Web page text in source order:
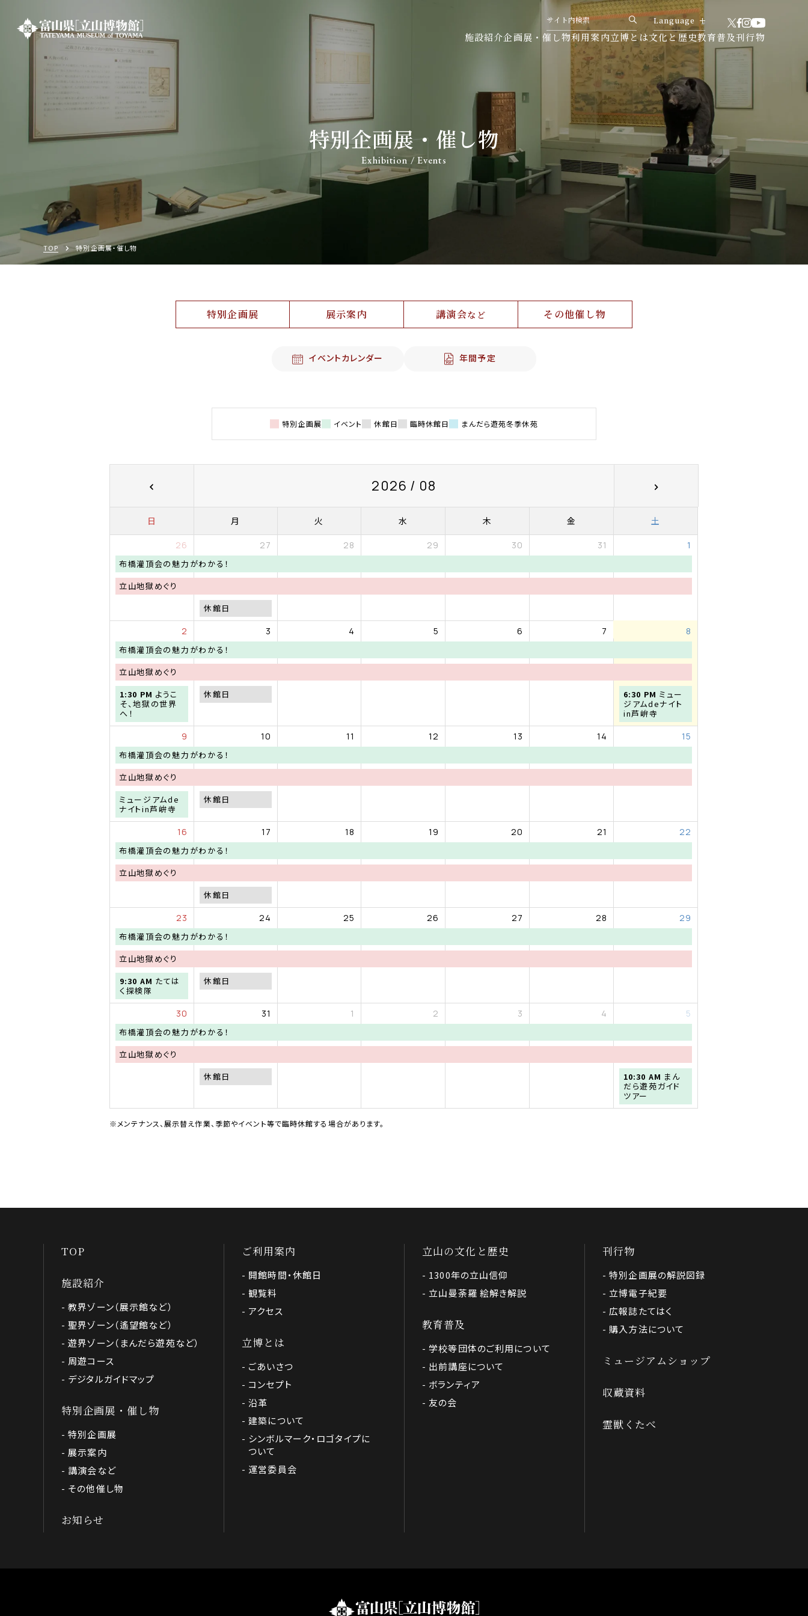
施設紹介企画展・催し物利用案内立博とは文化と歴史教育普及刊行物
Language
English
简体中文
繁體中文
한국어
特別企画展・催し物
Exhibition / Events
TOP 特別企画展・催し物
特別企画展 展示案内 講演会など その他催し物
イベントカレンダー 年間予定
特別企画展 イベント 休館日 臨時休館日 まんだら遊苑冬季休苑
2026 / 08
日 月 火 水 木 金 土
26 27 28 29 30 31
1
火
曜
日,
6
2026
布橋灌頂会の魅力がわかる！
土
曜
月
2026
立山地獄めぐり
月
曜
月
27th
2026
休館日
2 3 4 5 6 7
8
火
曜
日,
6
月
30th
2026
布橋灌頂会の魅力がわかる！
土
曜
日,
7
月
18th
2026
立山地獄めぐり
日
曜
日,
8
2026
1:30 PM ようこ
そ、地獄の世界
へ！
月
曜
2026
休館日
土
曜
日,
8
6:30 PM ミュー
ジアムdeナイト
in芦峅寺
9 10 11 12 13 14
15
火
曜
日,
6
月
30th
2026
布橋灌頂会の魅力がわかる！
土
曜
日,
7
月
18th
立山地獄めぐり
土
曜
日,
8th
2026
ミュージアムde
ナイトin芦峅寺
月
曜
10th
2026
休館日
16 17 18 19 20 21
22
火
曜
日,
6
2026
布橋灌頂会の魅力がわかる！
土
曜
月
2026
立山地獄めぐり
月
曜
月
17th
2026
休館日
23 24 25 26 27 28
29
火
曜
日,
6
月
30th
2026
布橋灌頂会の魅力がわかる！
土
曜
日,
7
月
18th
立山地獄めぐり
日
曜
日,
23rd
2026
9:30 AM たては
く探検隊
月
曜
24th
2026
休館日
30 31 1 2 3 4
5
火
曜
日,
6
布橋灌頂会の魅力がわかる！
土
曜
2026
立山地獄めぐり
月
曜
31st
休館日
土
曜
日,
9
10:30 AM まん
だら遊苑ガイド
ツアー
※メンテナンス、展示替え作業、季節やイベント等で臨時休館する場合があります。
TOP
施設紹介
教界ゾーン（展示館など）
聖界ゾーン（遙望館など）
遊界ゾーン（まんだら遊苑など）
周遊コース
デジタルガイドマップ
特別企画展・催し物
特別企画展
展示案内
講演会など
その他催し物
お知らせ
立山の文化と歴史
1300年の立山信仰
立山曼荼羅 絵解き解説
立博とは
ごあいさつ
コンセプト
沿革
建築について
シンボルマーク・ロゴタイプに
ついて
運営委員会
ご利用案内
開館時間・休館日
観覧料
アクセス
教育普及
学校等団体のご利用について
出前講座について
ボランティア
友の会
刊行物
特別企画展の解説図録
立博電子紀要
広報誌たてはく
購入方法について
ミュージアムショップ
収蔵資料
霊獣くたべ